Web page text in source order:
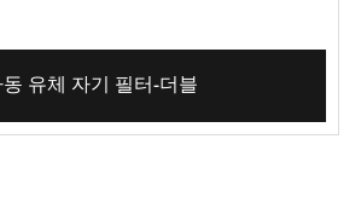
동 유체 자기 필터-더블